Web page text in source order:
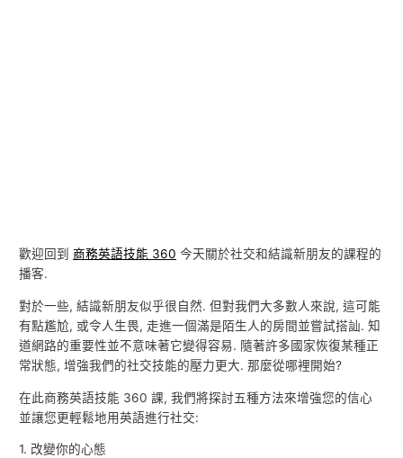
歡迎回到商務英語技能 360 今天關於社交和結識新朋友的課程的
播客.
對於一些, 結識新朋友似乎很自然. 但對我們大多數人來說, 這可能
有點尷尬, 或令人生畏, 走進一個滿是陌生人的房間並嘗試搭訕. 知
道網路的重要性並不意味著它變得容易. 隨著許多國家恢復某種正
常狀態, 增強我們的社交技能的壓力更大. 那麼從哪裡開始?
在此商務英語技能 360 課, 我們將探討五種方法來增強您的信心
並讓您更輕鬆地用英語進行社交:
1. 改變你的心態